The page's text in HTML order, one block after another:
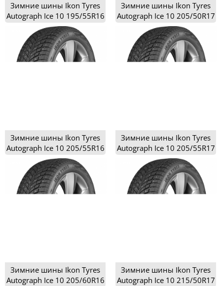
Зимние шины Ikon Tyres
Autograph Ice 10 195/55R16
Зимние шины Ikon Tyres
Autograph Ice 10 205/50R17
Зимние шины Ikon Tyres
Autograph Ice 10 205/55R16
Зимние шины Ikon Tyres
Autograph Ice 10 205/55R17
Зимние шины Ikon Tyres
Autograph Ice 10 205/60R16
Зимние шины Ikon Tyres
Autograph Ice 10 215/50R17